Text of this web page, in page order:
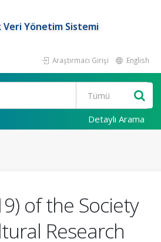
Veri Yönetim Sistemi
Araştırmacı Girişi English
Detaylı Arama
of the Society
Research